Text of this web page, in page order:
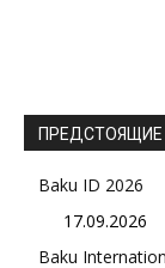
ПРЕДСТОЯЩИЕ
Baku ID 2026
17.09.2026
Baku